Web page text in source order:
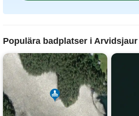
Populära badplatser i Arvidsjaur